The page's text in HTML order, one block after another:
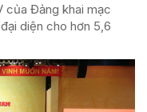
của Đảng khai mạc
diện cho hơn 5,6